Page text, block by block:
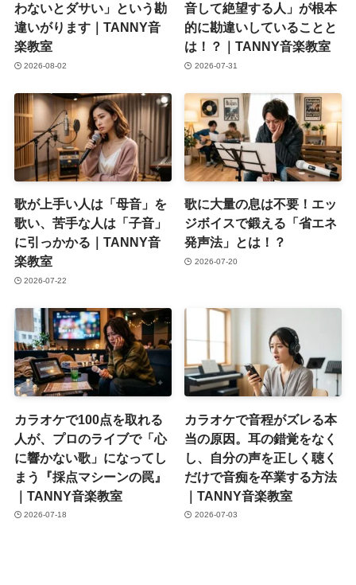
わないとダサい」という勘
違いがります｜TANNY音
楽教室
2026-08-02
音して絶望する人」が根本
的に勘違いしていることと
は！？｜TANNY音楽教室
2026-07-31
歌が上手い人は「母音」を
歌い、苦手な人は「子音」
に引っかかる｜TANNY音
楽教室
2026-07-22
歌に大量の息は不要！エッ
ジボイスで鍛える「省エネ
発声法」とは！？
2026-07-20
カラオケで100点を取れる
人が、プロのライブで「心
に響かない歌」になってし
まう『採点マシーンの罠』
｜TANNY音楽教室
2026-07-18
カラオケで音程がズレる本
当の原因。耳の錯覚をなく
し、自分の声を正しく聴く
だけで音痴を卒業する方法
｜TANNY音楽教室
2026-07-03